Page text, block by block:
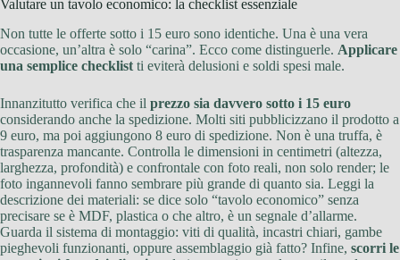
Valutare un tavolo economico: la checklist essenziale
Non tutte le offerte sotto i 15 euro sono identiche. Una è una vera
occasione, un’altra è solo “carina”. Ecco come distinguerle. Applicare
una semplice checklist ti eviterà delusioni e soldi spesi male.
Innanzitutto verifica che il prezzo sia davvero sotto i 15 euro
considerando anche la spedizione. Molti siti pubblicizzano il prodotto a
9 euro, ma poi aggiungono 8 euro di spedizione. Non è una truffa, è
trasparenza mancante. Controlla le dimensioni in centimetri (altezza,
larghezza, profondità) e confrontale con foto reali, non solo render; le
foto ingannevoli fanno sembrare più grande di quanto sia. Leggi la
descrizione dei materiali: se dice solo “tavolo economico” senza
precisare se è MDF, plastica o che altro, è un segnale d’allarme.
Guarda il sistema di montaggio: viti di qualità, incastri chiari, gambe
pieghevoli funzionanti, oppure assemblaggio già fatto? Infine, scorri le